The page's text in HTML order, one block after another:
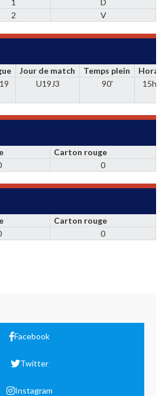
2 V
Jour de match Temps plein
U19J3 90'
Carton rouge
0
Carton rouge
0
Facebook
Twitter
Instagram